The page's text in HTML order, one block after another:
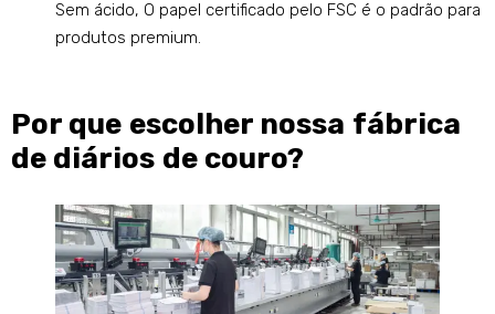
Sem ácido, O papel certificado pelo FSC é o padrão para
produtos premium.
Por que escolher nossa fábrica
de diários de couro?